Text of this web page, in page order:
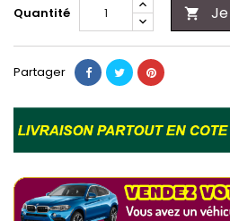
Quantité 
Partager